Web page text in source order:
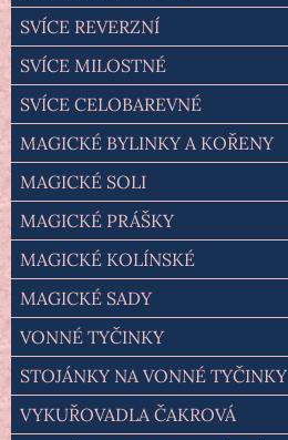
SVÍCE REVERZNÍ
SVÍCE MILOSTNÉ
SVÍCE CELOBAREVNÉ
MAGICKÉ BYLINKY A KOŘENY
MAGICKÉ SOLI
MAGICKÉ PRÁŠKY
MAGICKÉ KOLÍNSKÉ
MAGICKÉ SADY
VONNÉ TYČINKY
STOJÁNKY NA VONNÉ TYČINKY
VYKUŘOVADLA ČAKROVÁ